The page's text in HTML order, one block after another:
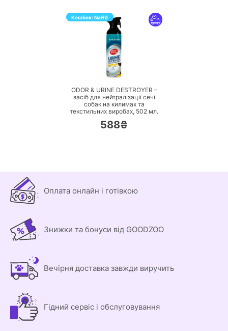
Кешбек:NaN₴
ПЕРЕЙТИ
ODOR & URINE DESTROYER –
засіб для нейтралізації сечі
собак на килимах та
текстильних виробах, 502 мл.
588₴
Оплата онлайн і готівкою
Знижки та бонуси від GOODZOO
Вечірня доставка завжди виручить
Гідний сервіс і обслуговування